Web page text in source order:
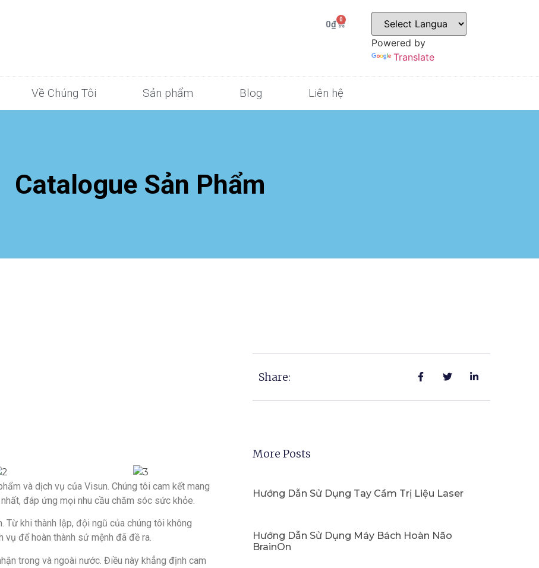
0₫ 0
Powered by
Translate
Về Chúng Tôi Sản phẩm Blog Liên hệ
Catalogue Sản Phẩm
và dịch vụ của Visun. Chúng tôi cam kết mang
đáp ứng mọi nhu cầu chăm sóc sức khỏe.
khi thành lập, đội ngũ của chúng tôi không
để hoàn thành sứ mệnh đã đề ra.
trong và ngoài nước. Điều này khẳng định cam
Share:
More Posts
Hướng Dẫn Sử Dụng Tay Cầm Trị Liệu Laser
Hướng Dẫn Sử Dụng Máy Bách Hoàn Não
BrainOn